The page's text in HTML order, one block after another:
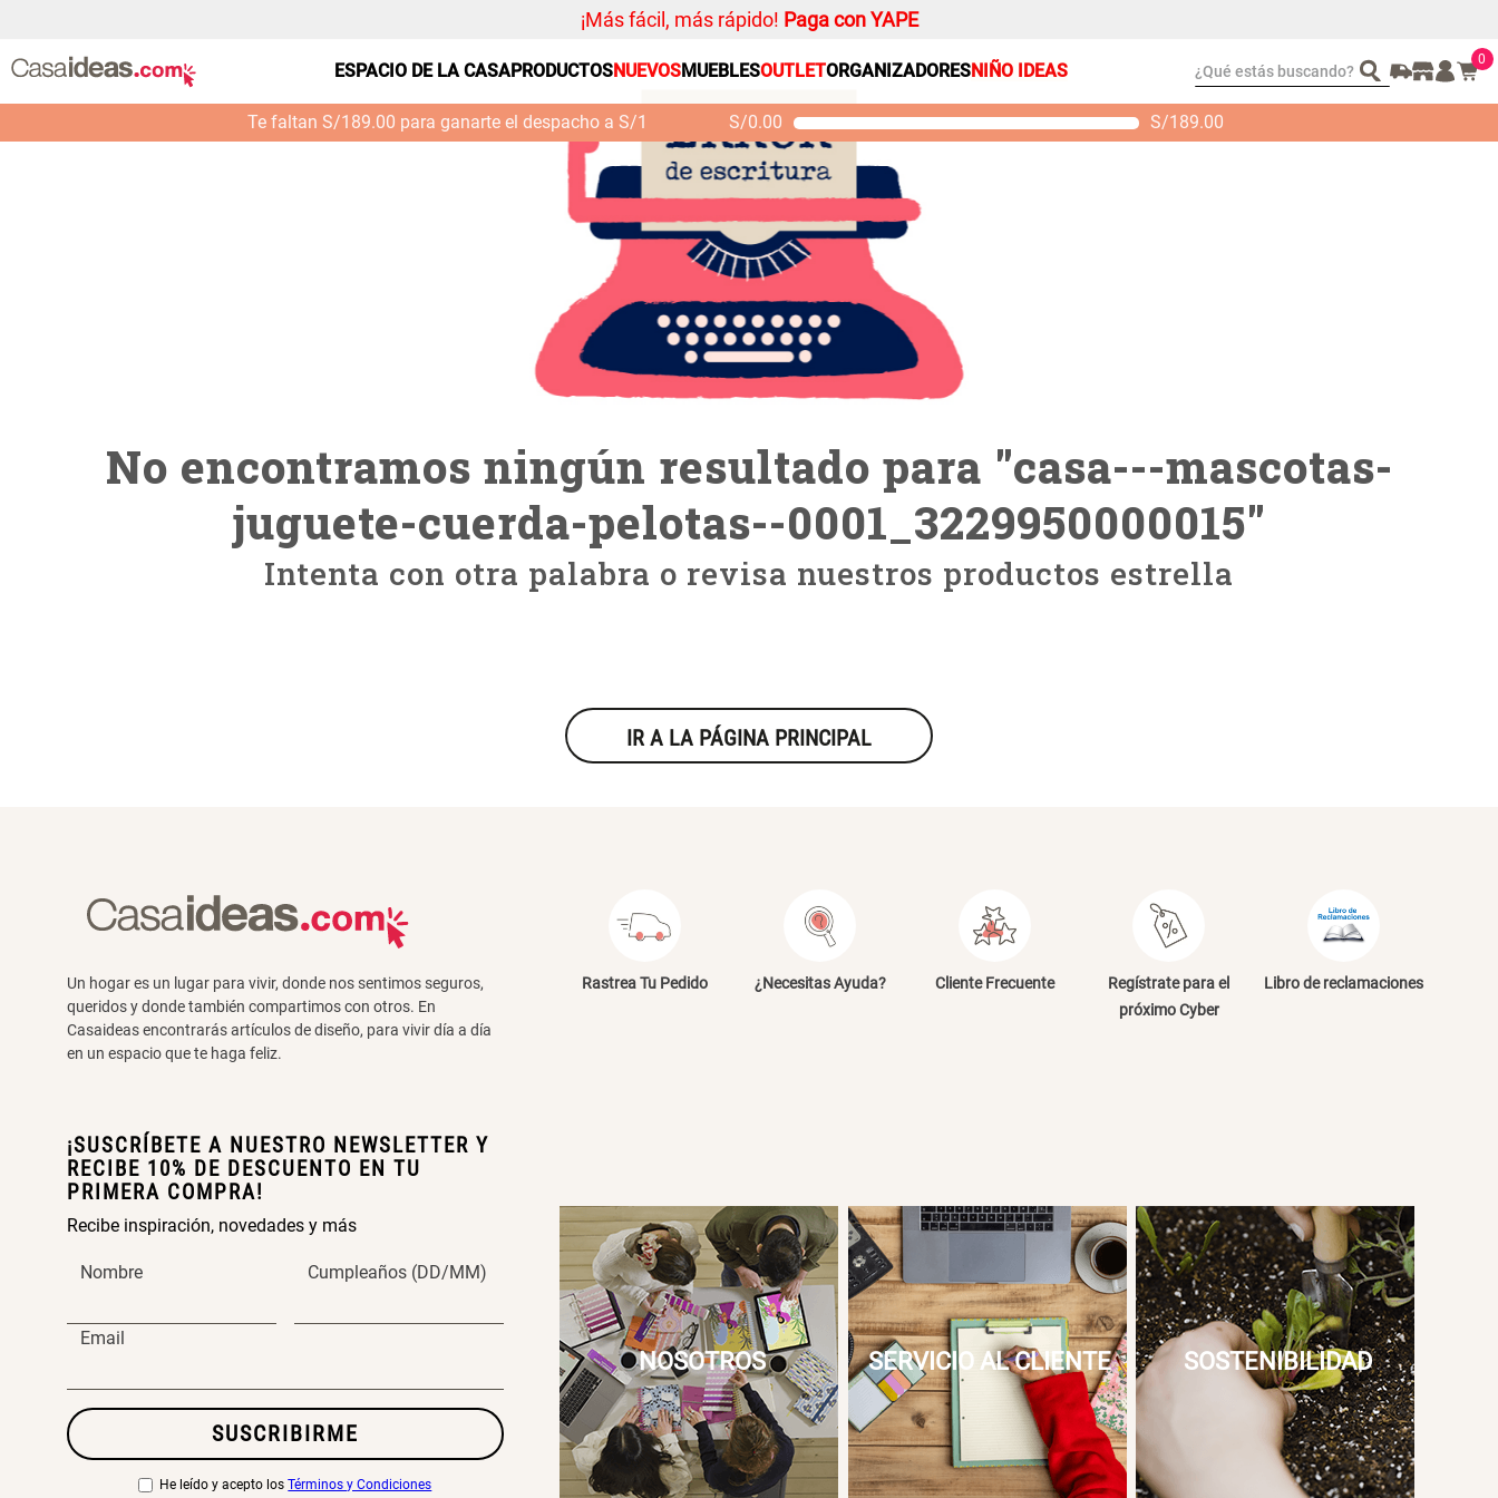
¡Más fácil, más rápido! Paga con YAPE
ESPACIO DE LA CASAPRODUCTOSNUEVOSMUEBLESOUTLETORGANIZADORESNIÑO IDEAS ¿Qué estás buscando? 0
Te faltan S/189.00 para ganarte el despacho a S/1 S/0.00 S/189.00
casa---mascotas-juguete-cuerda-pelotas--0001_3229950000015
No encontramos ningún resultado para "casa---mascotas-
juguete-cuerda-pelotas--0001_3229950000015"
Intenta con otra palabra o revisa nuestros productos estrella
IR A LA PÁGINA PRINCIPAL
Un hogar es un lugar para vivir, donde nos sentimos seguros,
queridos y donde también compartimos con otros. En
Casaideas encontrarás artículos de diseño, para vivir día a día
en un espacio que te haga feliz.
¡SUSCRÍBETE A NUESTRO NEWSLETTER Y
RECIBE 10% DE DESCUENTO EN TU
PRIMERA COMPRA!
Recibe inspiración, novedades y más
Nombre Cumpleaños (DD/MM)
Email
SUSCRIBIRME
He leído y acepto los Términos y Condiciones
Rastrea Tu Pedido ¿Necesitas Ayuda? Cliente Frecuente
Regístrate para el
próximo Cyber
Libro de reclamaciones
NOSOTROS SERVICIO AL CLIENTE SOSTENIBILIDAD
Organizador
Cojin
Alfombra
Niños
Almohada
Mantel
Sabanas
Platos
Individuales
Mueble MDF y Madera
Bambú Inodoro con
Puerta 65x28x171 cm
S/ 349.00S/ 261.00